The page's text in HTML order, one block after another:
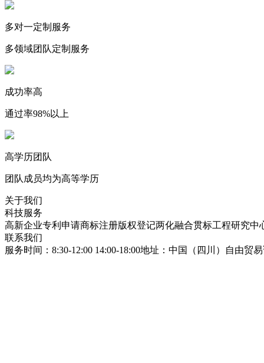
多对一定制服务
多领域团队定制服务
成功率高
通过率98%以上
高学历团队
团队成员均为高等学历
关于我们
科技服务
高新企业专利申请商标注册版权登记两化融合贯标工程研究中
联系我们
服务时间：8:30-12:00 14:00-18:00地址：中国（四川）自由贸